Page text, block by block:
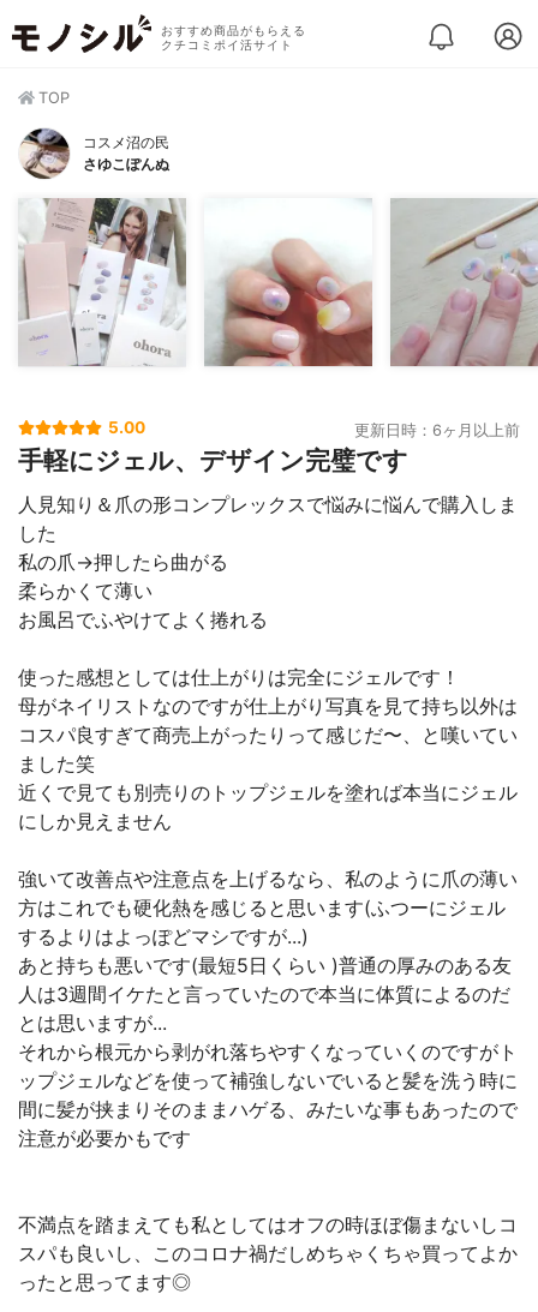
おすすめ商品がもらえる
クチコミポイ活サイト
TOP
コスメ沼の民
さゆこぽんぬ
5.00 更新日時：6ヶ月以上前
手軽にジェル、デザイン完璧です
人見知り＆爪の形コンプレックスで悩みに悩んで購入しま
した
私の爪→押したら曲がる
柔らかくて薄い
お風呂でふやけてよく捲れる
使った感想としては仕上がりは完全にジェルです！
母がネイリストなのですが仕上がり写真を見て持ち以外は
コスパ良すぎて商売上がったりって感じだ〜、と嘆いてい
ました笑
近くで見ても別売りのトップジェルを塗れば本当にジェル
にしか見えません
強いて改善点や注意点を上げるなら、私のように爪の薄い
方はこれでも硬化熱を感じると思います(ふつーにジェル
するよりはよっぽどマシですが...)
あと持ちも悪いです(最短5日くらい )普通の厚みのある友
人は3週間イケたと言っていたので本当に体質によるのだ
とは思いますが...
それから根元から剥がれ落ちやすくなっていくのですがト
ップジェルなどを使って補強しないでいると髪を洗う時に
間に髪が挟まりそのままハゲる、みたいな事もあったので
注意が必要かもです
不満点を踏まえても私としてはオフの時ほぼ傷まないしコ
スパも良いし、このコロナ禍だしめちゃくちゃ買ってよか
ったと思ってます◎